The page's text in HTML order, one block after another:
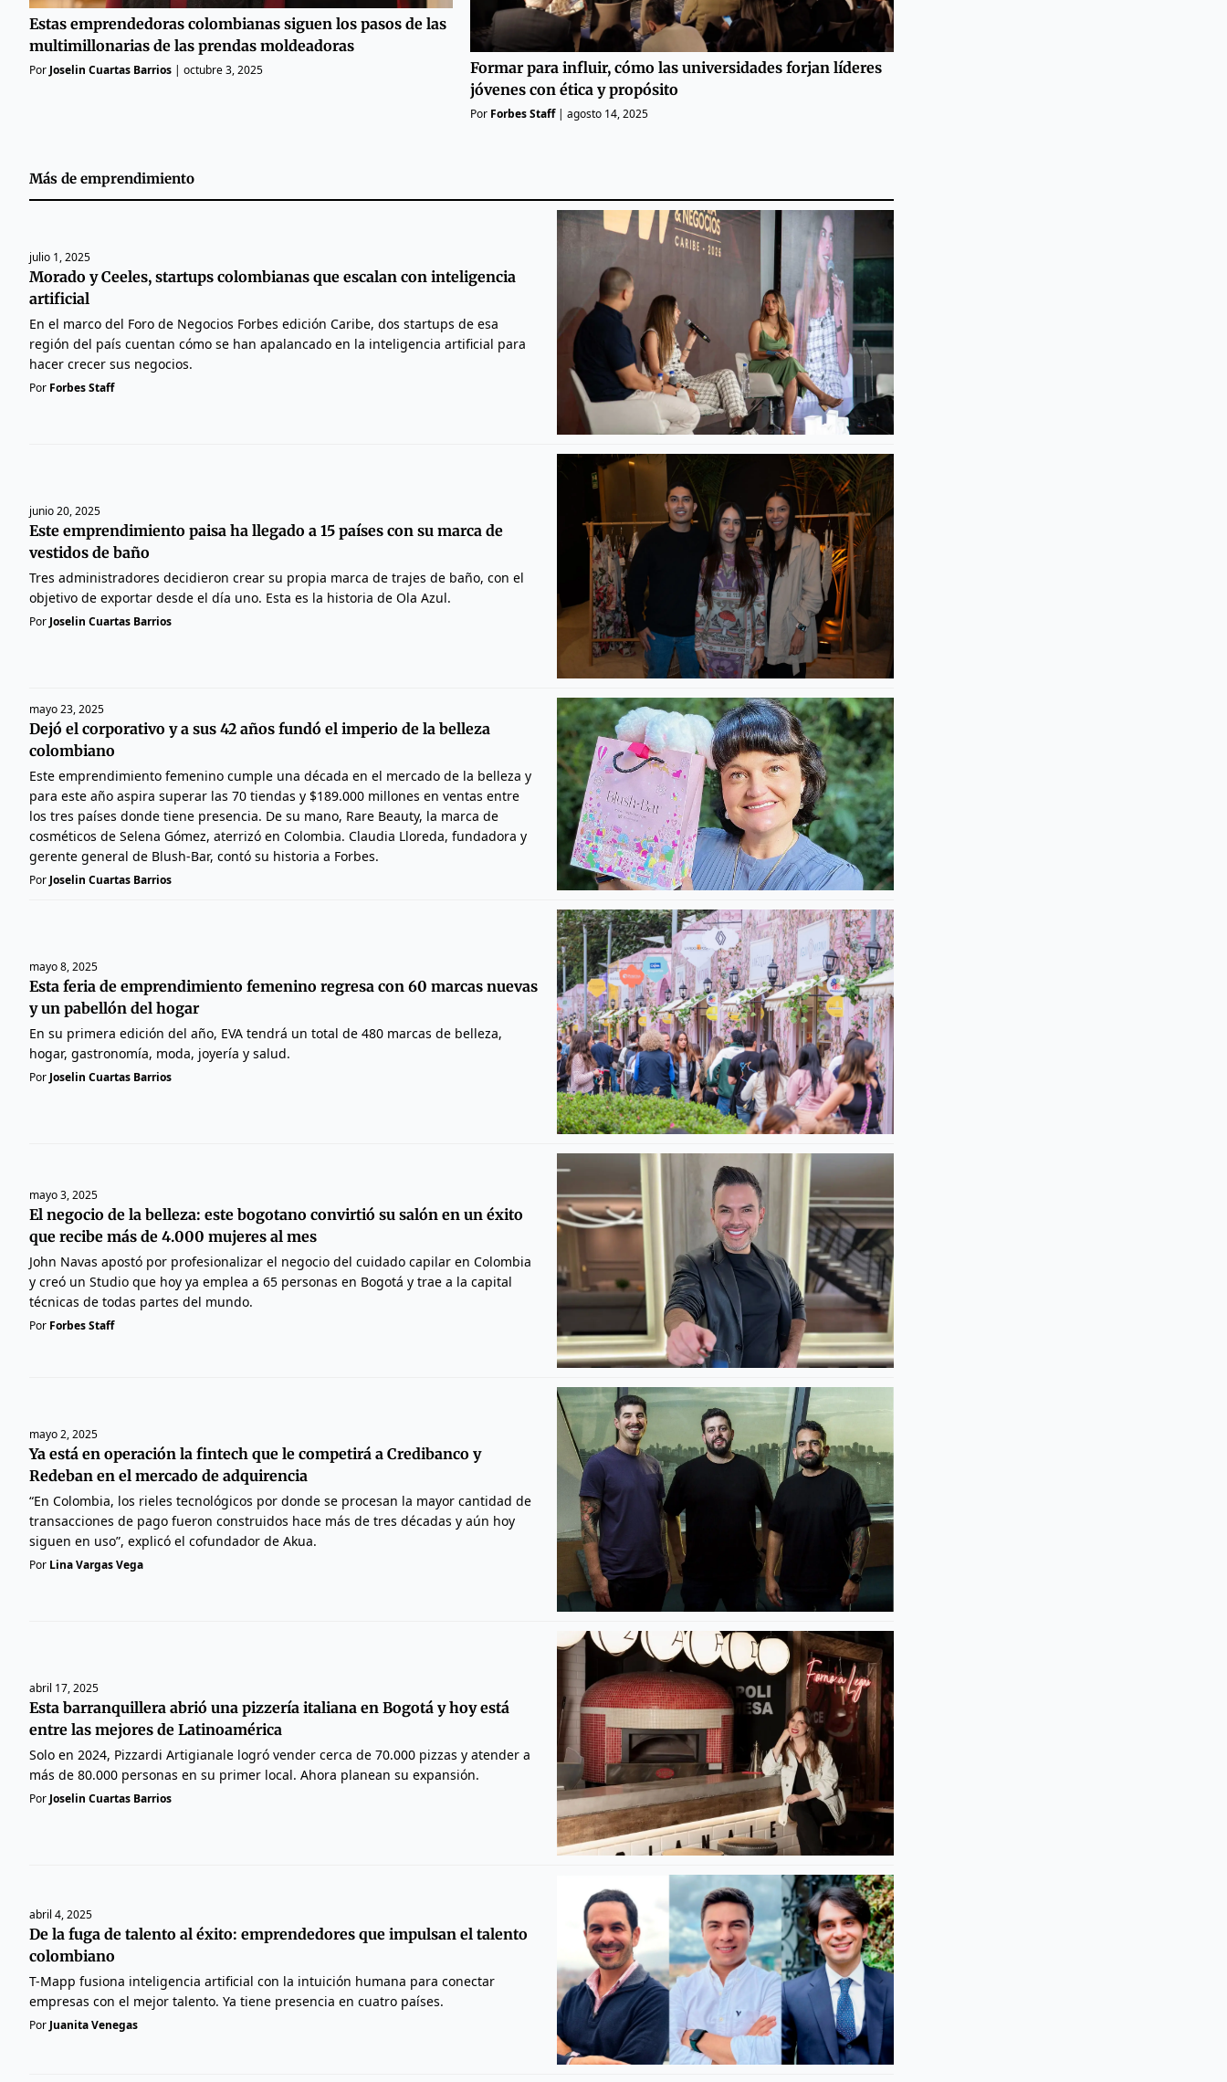
Estas emprendedoras colombianas siguen los pasos de las
multimillonarias de las prendas moldeadoras
Por Joselin Cuartas Barrios | octubre 3, 2025
Formar para influir, cómo las universidades forjan líderes
jóvenes con ética y propósito
Por Forbes Staff|agosto 14, 2025
Más de emprendimiento
julio 1, 2025
Morado y Ceeles, startups colombianas que escalan con inteligencia
artificial
En el marco del Foro de Negocios Forbes edición Caribe, dos startups de esa
región del país cuentan cómo se han apalancado en la inteligencia artificial para
hacer crecer sus negocios.
Por Forbes Staff
junio 20, 2025
Este emprendimiento paisa ha llegado a 15 países con su marca de
vestidos de baño
Tres administradores decidieron crear su propia marca de trajes de baño, con el
objetivo de exportar desde el día uno. Esta es la historia de Ola Azul.
Por Joselin Cuartas Barrios
mayo 23, 2025
Dejó el corporativo y a sus 42 años fundó el imperio de la belleza
colombiano
Este emprendimiento femenino cumple una década en el mercado de la belleza y
para este año aspira superar las 70 tiendas y $189.000 millones en ventas entre
los tres países donde tiene presencia. De su mano, Rare Beauty, la marca de
cosméticos de Selena Gómez, aterrizó en Colombia. Claudia Lloreda, fundadora y
gerente general de Blush-Bar, contó su historia a Forbes.
Por Joselin Cuartas Barrios
mayo 8, 2025
Esta feria de emprendimiento femenino regresa con 60 marcas nuevas
y un pabellón del hogar
En su primera edición del año, EVA tendrá un total de 480 marcas de belleza,
hogar, gastronomía, moda, joyería y salud.
Por Joselin Cuartas Barrios
mayo 3, 2025
El negocio de la belleza: este bogotano convirtió su salón en un éxito
que recibe más de 4.000 mujeres al mes
John Navas apostó por profesionalizar el negocio del cuidado capilar en Colombia
y creó un Studio que hoy ya emplea a 65 personas en Bogotá y trae a la capital
técnicas de todas partes del mundo.
Por Forbes Staff
mayo 2, 2025
Ya está en operación la fintech que le competirá a Credibanco y
Redeban en el mercado de adquirencia
“En Colombia, los rieles tecnológicos por donde se procesan la mayor cantidad de
transacciones de pago fueron construidos hace más de tres décadas y aún hoy
siguen en uso”, explicó el cofundador de Akua.
Por Lina Vargas Vega
abril 17, 2025
Esta barranquillera abrió una pizzería italiana en Bogotá y hoy está
entre las mejores de Latinoamérica
Solo en 2024, Pizzardi Artigianale logró vender cerca de 70.000 pizzas y atender a
más de 80.000 personas en su primer local. Ahora planean su expansión.
Por Joselin Cuartas Barrios
abril 4, 2025
De la fuga de talento al éxito: emprendedores que impulsan el talento
colombiano
T-Mapp fusiona inteligencia artificial con la intuición humana para conectar
empresas con el mejor talento. Ya tiene presencia en cuatro países.
Por Juanita Venegas